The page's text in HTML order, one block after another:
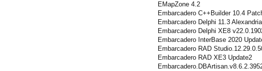
EMapZone 4.2
Embarcadero C++Builder 10.4
Embarcadero Delphi 11.3
Embarcadero Delphi XE8
Embarcadero InterBase 2020
Embarcadero RAD
Embarcadero RAD XE3 Update2